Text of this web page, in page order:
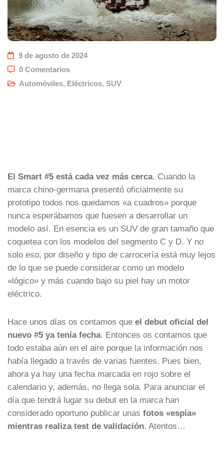
9 de agosto de 2024
0 Comentarios
Automóviles, Eléctricos, SUV
El Smart #5 está cada vez más cerca. Cuando la
marca chino-germana presentó oficialmente su
prototipo todos nos quedamos «a cuadros» porque
nunca esperábamos que fuesen a desarrollar un
modelo así. En esencia es un SUV de gran tamaño que
coquetea con los modelos del segmento C y D. Y no
solo eso, por diseño y tipo de carrocería está muy lejos
de lo que se puede considerar como un modelo
«lógico» y más cuando bajo su piel hay un motor
eléctrico.
Hace unos días os contamos que el debut oficial del
nuevo #5 ya tenía fecha. Entonces os contamos que
todo estaba aún en el aire porque la información nos
había llegado a través de varias fuentes. Pues bien,
ahora ya hay una fecha marcada en rojo sobre el
calendario y, además, no llega sola. Para anunciar el
día que tendrá lugar su debut en la marca han
considerado oportuno publicar unas fotos «espía»
mientras realiza test de validación. Atentos…